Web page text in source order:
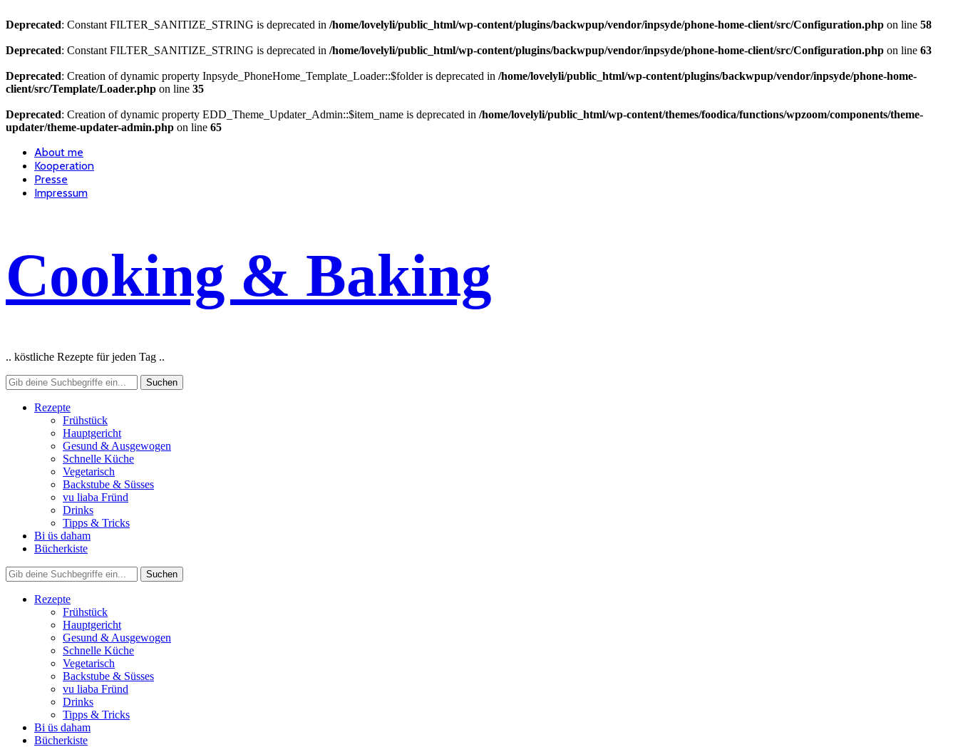
Deprecated: Constant FILTER_SANITIZE_STRING is deprecated in /home/lovelyli/public_html/wp-content/plugins/backwpup/vendor/inpsyde/phone-home-client/src/Configuration.php on line 58
Deprecated: Constant FILTER_SANITIZE_STRING is deprecated in /home/lovelyli/public_html/wp-content/plugins/backwpup/vendor/inpsyde/phone-home-client/src/Configuration.php on line 63
Deprecated: Creation of dynamic property Inpsyde_PhoneHome_Template_Loader::$folder is deprecated in /home/lovelyli/public_html/wp-content/plugins/backwpup/vendor/inpsyde/phone-home-
client/src/Template/Loader.php on line 35
Deprecated: Creation of dynamic property EDD_Theme_Updater_Admin::$item_name is deprecated in /home/lovelyli/public_html/wp-content/themes/foodica/functions/wpzoom/components/theme-
updater/theme-updater-admin.php on line 65
About me
Kooperation
Presse
Impressum
Cooking & Baking
.. köstliche Rezepte für jeden Tag ..
Rezepte
Frühstück
Hauptgericht
Gesund & Ausgewogen
Schnelle Küche
Vegetarisch
Backstube & Süsses
vu liaba Fründ
Drinks
Tipps & Tricks
Bi üs daham
Bücherkiste
Rezepte
Frühstück
Hauptgericht
Gesund & Ausgewogen
Schnelle Küche
Vegetarisch
Backstube & Süsses
vu liaba Fründ
Drinks
Tipps & Tricks
Bi üs daham
Bücherkiste